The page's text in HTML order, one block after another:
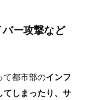
バー攻撃など
て都市部のインフ
てしまったり、サ